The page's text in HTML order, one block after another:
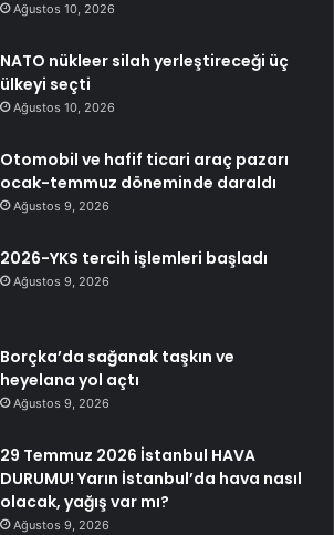
Ağustos 10, 2026
NATO nükleer silah yerleştireceği üç
ülkeyi seçti
Ağustos 10, 2026
Otomobil ve hafif ticari araç pazarı
ocak-temmuz döneminde daraldı
Ağustos 9, 2026
2026-YKS tercih işlemleri başladı
Ağustos 9, 2026
Borçka’da sağanak taşkın ve
heyelana yol açtı
Ağustos 9, 2026
29 Temmuz 2026 İstanbul HAVA
DURUMU! Yarın İstanbul’da hava nasıl
olacak, yağış var mı?
Ağustos 9, 2026